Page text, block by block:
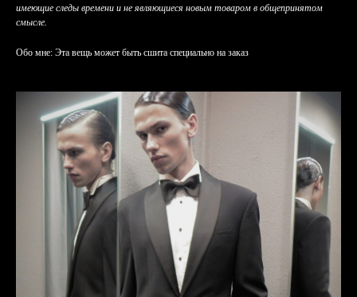
имеющие следы времени и не являющиеся новым товаром в общепринятом
смысле.
Обо мне: Эта вещь может быть сшита специально на заказ